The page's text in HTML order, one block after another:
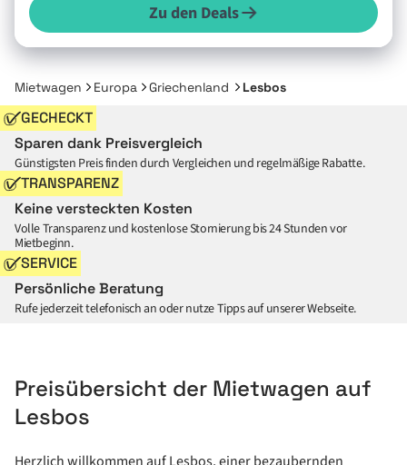
Zu den Deals
Mietwagen Europa Griechenland Lesbos
GECHECKT
Sparen dank Preisvergleich
Günstigsten Preis finden durch Vergleichen und regelmäßige Rabatte.
TRANSPARENZ
Keine versteckten Kosten
Volle Transparenz und kostenlose Stornierung bis 24 Stunden vor
Mietbeginn.
SERVICE
Persönliche Beratung
Rufe jederzeit telefonisch an oder nutze Tipps auf unserer Webseite.
Preisübersicht der Mietwagen auf
Lesbos